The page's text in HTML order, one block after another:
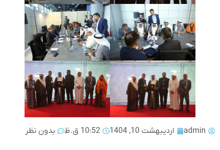
admin اردیبهشت 10, 1404 10:52 ق.ظ بدون نظر